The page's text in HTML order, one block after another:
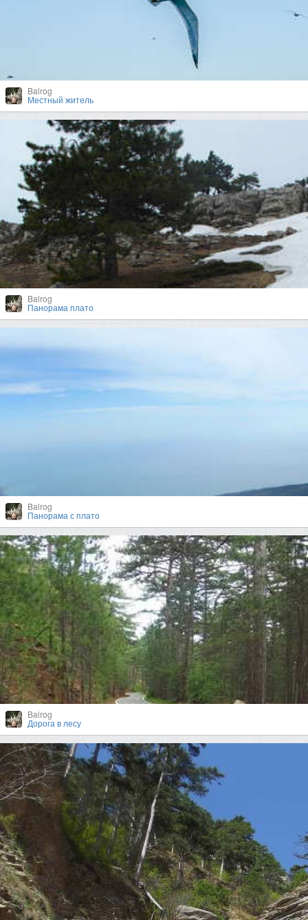
Balrog
Местный житель
Balrog
Панорама плато
Balrog
Панорама с плато
Balrog
Дорога в лесу